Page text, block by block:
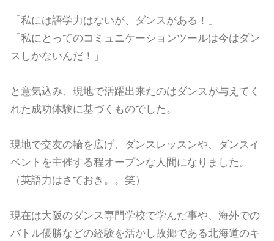
「私には語学力はないが、ダンスがある！」
「私にとってのコミュニケーションツールは今はダン
スしかないんだ！」
と意気込み、現地で活躍出来たのはダンスが与えてく
れた成功体験に基づくものでした。
現地で交友の輪を広げ、ダンスレッスンや、ダンスイ
ベントを主催する程オープンな人間になりました。
（英語力はさておき。。笑）
現在は大阪のダンス専門学校で学んだ事や、海外での
バトル優勝などの経験を活かし故郷である北海道のキ